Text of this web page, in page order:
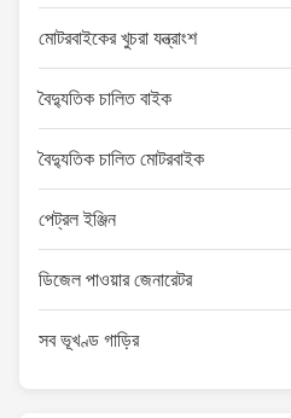
মোটরবাইকের খুচরা যন্ত্রাংশ
বৈদ্যুতিক চালিত বাইক
বৈদ্যুতিক চালিত মোটরবাইক
পেট্রল ইঞ্জিন
ডিজেল পাওয়ার জেনারেটর
সব ভূখণ্ড গাড়ির